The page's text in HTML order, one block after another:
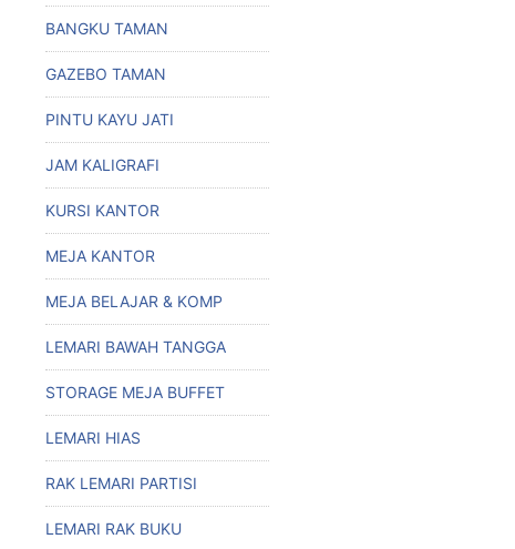
BANGKU TAMAN
GAZEBO TAMAN
PINTU KAYU JATI
JAM KALIGRAFI
KURSI KANTOR
MEJA KANTOR
MEJA BELAJAR & KOMP
LEMARI BAWAH TANGGA
STORAGE MEJA BUFFET
LEMARI HIAS
RAK LEMARI PARTISI
LEMARI RAK BUKU